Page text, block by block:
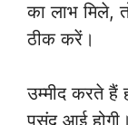
का लाभ मिले,
ठीक करें।
उम्मीद करते हैं